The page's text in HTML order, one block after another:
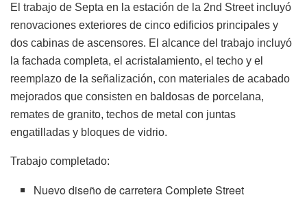
El trabajo de Septa en la estación de la 2nd Street incluyó
renovaciones exteriores de cinco edificios principales y
dos cabinas de ascensores. El alcance del trabajo incluyó
la fachada completa, el acristalamiento, el techo y el
reemplazo de la señalización, con materiales de acabado
mejorados que consisten en baldosas de porcelana,
remates de granito, techos de metal con juntas
engatilladas y bloques de vidrio.
Trabajo completado:
Nuevo diseño de carretera Complete Street